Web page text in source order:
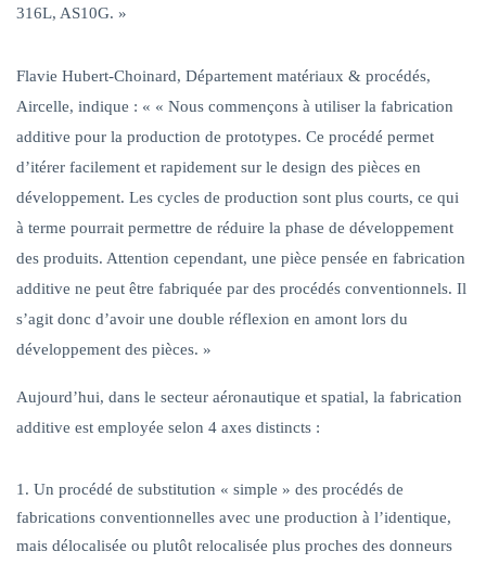
316L, AS10G. »
Flavie Hubert-Choinard, Département matériaux & procédés,
Aircelle, indique : « « Nous commençons à utiliser la fabrication
additive pour la production de prototypes. Ce procédé permet
d’itérer facilement et rapidement sur le design des pièces en
développement. Les cycles de production sont plus courts, ce qui
à terme pourrait permettre de réduire la phase de développement
des produits. Attention cependant, une pièce pensée en fabrication
additive ne peut être fabriquée par des procédés conventionnels. Il
s’agit donc d’avoir une double réflexion en amont lors du
développement des pièces. »
Aujourd’hui, dans le secteur aéronautique et spatial, la fabrication
additive est employée selon 4 axes distincts :
Un procédé de substitution « simple » des procédés de
fabrications conventionnelles avec une production à l’identique,
mais délocalisée ou plutôt relocalisée plus proches des donneurs